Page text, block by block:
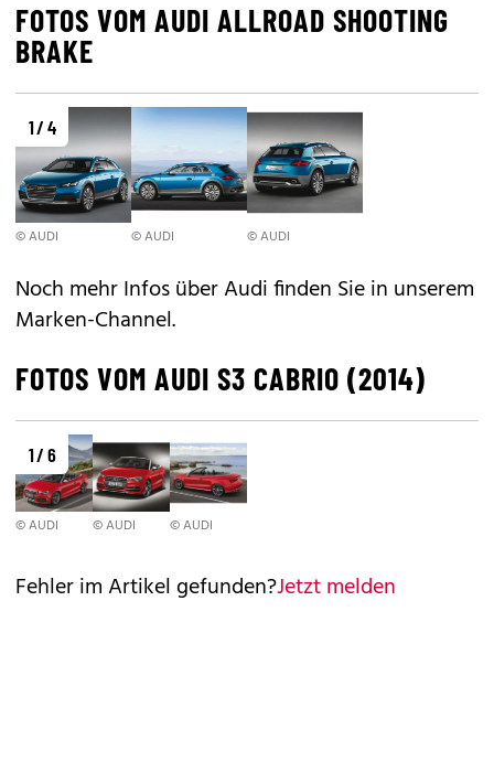
FOTOS VOM AUDI ALLROAD SHOOTING
BRAKE
1 / 4
© AUDI © AUDI © AUDI
Noch mehr Infos über Audi finden Sie in unserem
Marken-Channel.
FOTOS VOM AUDI S3 CABRIO (2014)
1 / 6
© AUDI © AUDI © AUDI
Fehler im Artikel gefunden?Jetzt melden